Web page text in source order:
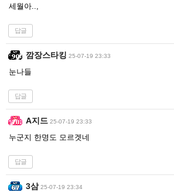
세월아..,
답글
깜장스타킹 25-07-19 23:33
눈나들
답글
A지드 25-07-19 23:33
누군지 한명도 모르겟네
답글
3삼 25-07-19 23:34